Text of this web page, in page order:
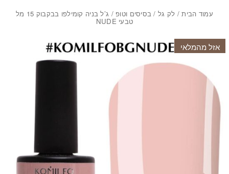
עמוד הבית/ לק גל/ בסיסים וטופ / ג’ל בניה קומילפו בבקבוק 15 מל
טבעי NUDE
אזל מהמלאי